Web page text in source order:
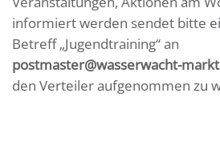
informiert werden sendet bitte
Betreff „Jugendtraining“ an
postmaster@wasserwacht-
den Verteiler aufgenommen zu